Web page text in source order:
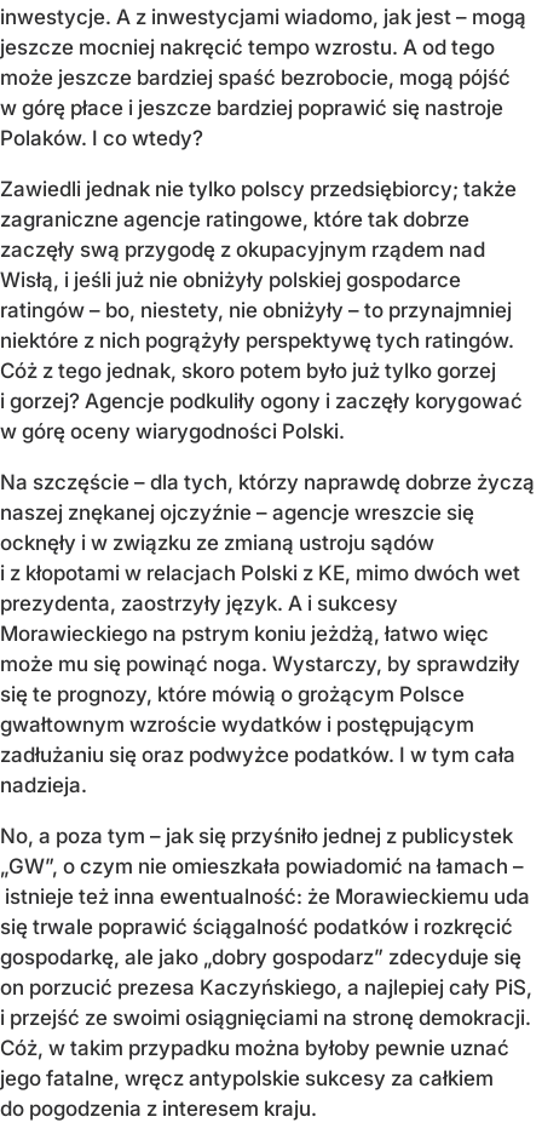
inwestycje. A z inwestycjami wiadomo, jak jest – mogą
jeszcze mocniej nakręcić tempo wzrostu. A od tego
może jeszcze bardziej spaść bezrobocie, mogą pójść
w górę płace i jeszcze bardziej poprawić się nastroje
Polaków. I co wtedy?
Zawiedli jednak nie tylko polscy przedsiębiorcy; także
zagraniczne agencje ratingowe, które tak dobrze
zaczęły swą przygodę z okupacyjnym rządem nad
Wisłą, i jeśli już nie obniżyły polskiej gospodarce
ratingów – bo, niestety, nie obniżyły – to przynajmniej
niektóre z nich pogrążyły perspektywę tych ratingów.
Cóż z tego jednak, skoro potem było już tylko gorzej
i gorzej? Agencje podkuliły ogony i zaczęły korygować
w górę oceny wiarygodności Polski.
Na szczęście – dla tych, którzy naprawdę dobrze życzą
naszej znękanej ojczyźnie – agencje wreszcie się
ocknęły i w związku ze zmianą ustroju sądów
i z kłopotami w relacjach Polski z KE, mimo dwóch wet
prezydenta, zaostrzyły język. A i sukcesy
Morawieckiego na pstrym koniu jeżdżą, łatwo więc
może mu się powinąć noga. Wystarczy, by sprawdziły
się te prognozy, które mówią o grożącym Polsce
gwałtownym wzroście wydatków i postępującym
zadłużaniu się oraz podwyżce podatków. I w tym cała
nadzieja.
No, a poza tym – jak się przyśniło jednej z publicystek
„GW”, o czym nie omieszkała powiadomić na łamach –
istnieje też inna ewentualność: że Morawieckiemu uda
się trwale poprawić ściągalność podatków i rozkręcić
gospodarkę, ale jako „dobry gospodarz” zdecyduje się
on porzucić prezesa Kaczyńskiego, a najlepiej cały PiS,
i przejść ze swoimi osiągnięciami na stronę demokracji.
Cóż, w takim przypadku można byłoby pewnie uznać
jego fatalne, wręcz antypolskie sukcesy za całkiem
do pogodzenia z interesem kraju.